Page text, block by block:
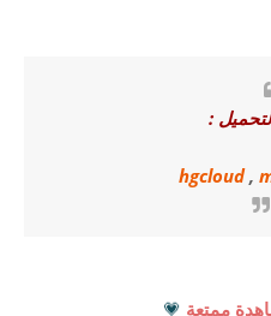
:
hgcloud,
ممتعة 💗